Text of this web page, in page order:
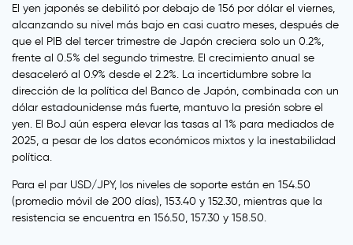
El yen japonés se debilitó por debajo de 156 por dólar el viernes,
alcanzando su nivel más bajo en casi cuatro meses, después de
que el PIB del tercer trimestre de Japón creciera solo un 0.2%,
frente al 0.5% del segundo trimestre. El crecimiento anual se
desaceleró al 0.9% desde el 2.2%. La incertidumbre sobre la
dirección de la política del Banco de Japón, combinada con un
dólar estadounidense más fuerte, mantuvo la presión sobre el
yen. El BoJ aún espera elevar las tasas al 1% para mediados de
2025, a pesar de los datos económicos mixtos y la inestabilidad
política.
Para el par USD/JPY, los niveles de soporte están en 154.50
(promedio móvil de 200 días), 153.40 y 152.30, mientras que la
resistencia se encuentra en 156.50, 157.30 y 158.50.